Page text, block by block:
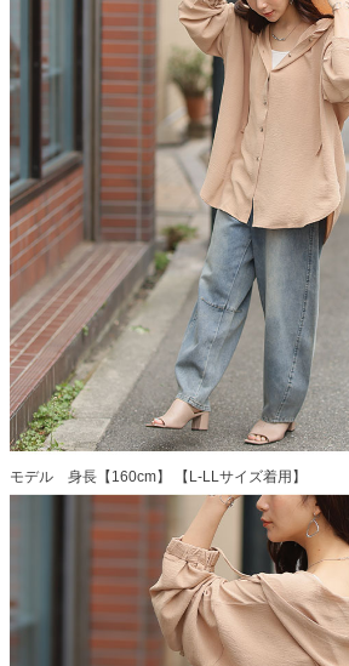
モデル 身長【160cm】 【L-LLサイズ着用】